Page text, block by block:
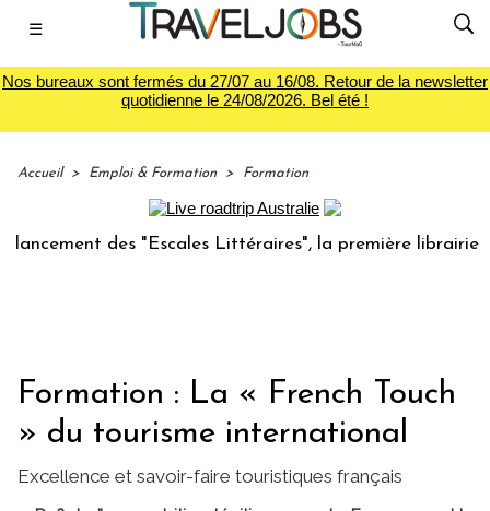
☰
Nos bureaux sont fermés du 27/07 au 16/08. Retour de la newsletter
quotidienne le 24/08/2026. Bel été !
Accueil > Emploi & Formation > Formation
des "Escales Littéraires", la première librairie du
Formation : La « French Touch
» du tourisme international
Excellence et savoir-faire touristiques français